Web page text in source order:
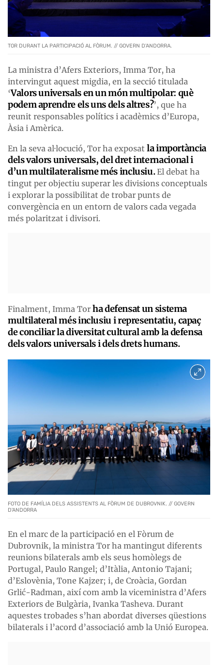
TOR DURANT LA PARTICIPACIÓ AL FÒRUM. // GOVERN D'ANDORRA.
La ministra d’Afers Exteriors, Imma Tor, ha
intervingut aquest migdia, en la secció titulada
‘Valors universals en un món multipolar: què
podem aprendre els uns dels altres?’, que ha
reunit responsables polítics i acadèmics d’Europa,
Àsia i Amèrica.
En la seva al·locució, Tor ha exposat la importància
dels valors universals, del dret internacional i
d’un multilateralisme més inclusiu.El debat ha
tingut per objectiu superar les divisions conceptuals
i explorar la possibilitat de trobar punts de
convergència en un entorn de valors cada vegada
més polaritzat i divisori.
Finalment, Imma Tor ha defensat un sistema
multilateral més inclusiu i representatiu, capaç
de conciliar la diversitat cultural amb la defensa
dels valors universals i dels drets humans.
FOTO DE FAMÍLIA DELS ASSISTENTS AL FÒRUM DE DUBROVNIK. // GOVERN
D'ANDORRA
En el marc de la participació en el Fòrum de
Dubrovnik, la ministra Tor ha mantingut diferents
reunions bilaterals amb els seus homòlegs de
Portugal, Paulo Rangel; d’Itàlia, Antonio Tajani;
d’Eslovènia, Tone Kajzer; i, de Croàcia, Gordan
Grlić-Radman, així com amb la viceministra d’Afers
Exteriors de Bulgària, Ivanka Tasheva. Durant
aquestes trobades s’han abordat diverses qüestions
bilaterals i l’acord d’associació amb la Unió Europea.